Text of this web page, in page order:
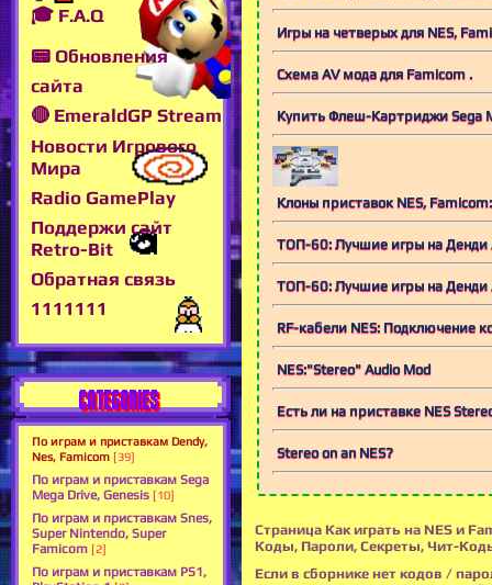
🎓 F.A.Q
📟 Обновления
сайта
🔴 EmeraldGP Stream
Новости Игрового
Мира
Radio GamePlay
Поддержи сайт
Retro-Bit
Обратная связь
1111111
CATEGORIES
По играм и приставкам Dendy,
Nes, Famicom [39]
По играм и приставкам Sega
Mega Drive, Genesis [10]
По играм и приставкам Snes,
Super Nintendo, Super
Famicom [2]
По играм и приставкам PS1,
Игры на четверых для NES,
Схема AV мода для Famicom .
Купить Флеш-Картриджи Sega
Клоны приставок NES,
ТОП-60: Лучшие игры на Денди
ТОП-60: Лучшие игры на Денди
RF-кабели NES: Подключение
NES:"Stereo" Audio Mod
Есть ли на приставке NES
Stereo on an NES?
Страница Как играть на NES и
Коды, Пароли, Секреты, Чит-
Если в сборнике нет кодов /